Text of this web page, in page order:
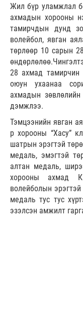
Жил бүр уламжлал
ахмадын хорооны
тамирчдын дунд
волейбол, явган
төрлөөр 10 сарын
28 ахмад тамирчин
оюун ухаанаа
ахмадын
дэмжлээ.
Тэмцээнийн явган
р хорооны “Хасу”
шатрын эрэгтэй
медаль, эмэгтэй
алтан медаль,
хорооны ахмад
волейболын
медаль тус тус
эзэлсэн амжилт